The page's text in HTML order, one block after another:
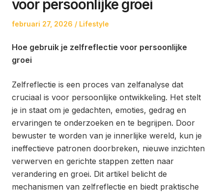
voor persoonlijke groei
Posted
februari 27, 2026
Posted
Lifestyle
Hoe gebruik je zelfreflectie voor persoonlijke
groei
Zelfreflectie is een proces van zelfanalyse dat
cruciaal is voor persoonlijke ontwikkeling. Het stelt
je in staat om je gedachten, emoties, gedrag en
ervaringen te onderzoeken en te begrijpen. Door
bewuster te worden van je innerlijke wereld, kun je
ineffectieve patronen doorbreken, nieuwe inzichten
verwerven en gerichte stappen zetten naar
verandering en groei. Dit artikel belicht de
mechanismen van zelfreflectie en biedt praktische